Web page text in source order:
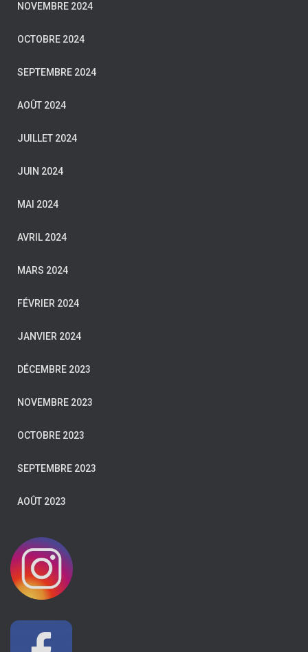
NOVEMBRE 2024
OCTOBRE 2024
SEPTEMBRE 2024
AOÛT 2024
JUILLET 2024
JUIN 2024
MAI 2024
AVRIL 2024
MARS 2024
FÉVRIER 2024
JANVIER 2024
DÉCEMBRE 2023
NOVEMBRE 2023
OCTOBRE 2023
SEPTEMBRE 2023
AOÛT 2023